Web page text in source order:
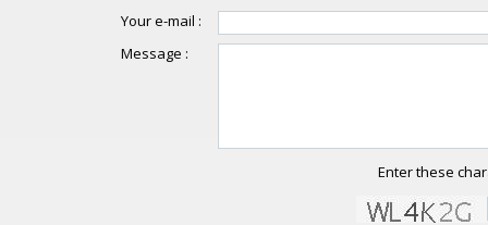
Your e-mail :
Message :
Enter these